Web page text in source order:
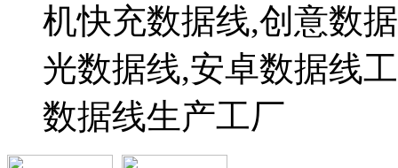
机快充数据线,创意数
光数据线,安卓数据线
数据线生产工厂